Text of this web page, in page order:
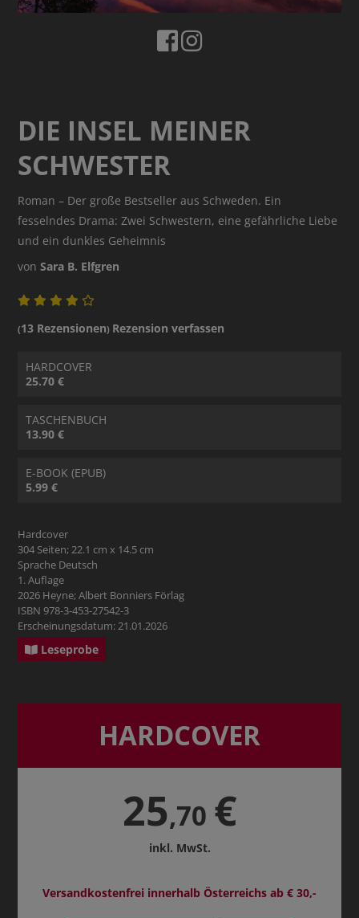
DIE INSEL MEINER
SCHWESTER
Roman – Der große Bestseller aus Schweden. Ein
fesselndes Drama: Zwei Schwestern, eine gefährliche Liebe
und ein dunkles Geheimnis
vonSara B. Elfgren
(13 Rezensionen) Rezension verfassen
HARDCOVER
25.70 €
TASCHENBUCH
13.90 €
E-BOOK (EPUB)
5.99 €
Hardcover
304 Seiten; 22.1 cm x 14.5 cm
Sprache Deutsch
1. Auflage
2026 Heyne; Albert Bonniers Förlag
ISBN 978-3-453-27542-3
Erscheinungsdatum: 21.01.2026
Leseprobe
HARDCOVER
25,70 €
inkl. MwSt.
Versandkostenfrei innerhalb Österreichs ab € 30,-